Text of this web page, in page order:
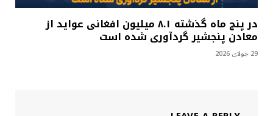
در پنج ماه گذشته ۸.۱ میلیون افغانی عواید از
معادن پنجشیر گردآوری شده است
29 جولای 2026